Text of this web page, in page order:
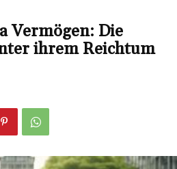
Vermögen: Die
ihrem Reichtum